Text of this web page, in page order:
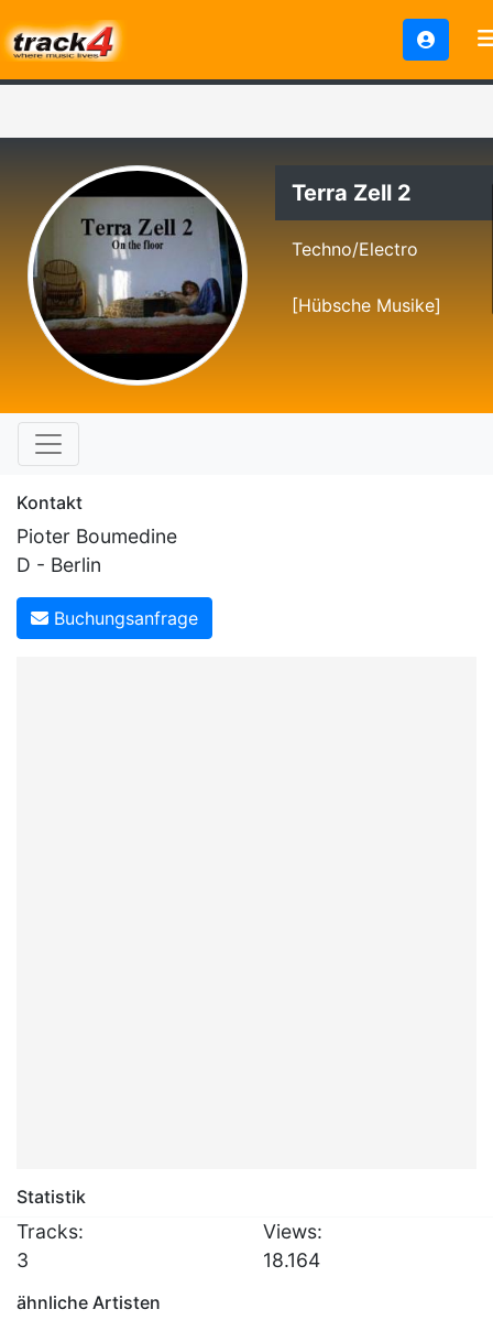
Terra Zell 2
Techno/Electro
[Hübsche Musike]
Kontakt
Pioter Boumedine
D - Berlin
Buchungsanfrage
Statistik
Tracks:
3
Views:
18.164
ähnliche Artisten